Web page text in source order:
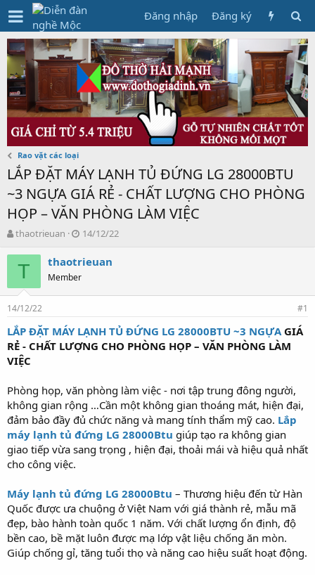
Đăng nhập Đăng ký
Rao vặt các loại
LẮP ĐẶT MÁY LẠNH TỦ ĐỨNG LG 28000BTU
~3 NGỰA GIÁ RẺ - CHẤT LƯỢNG CHO PHÒNG
HỌP – VĂN PHÒNG LÀM VIỆC
T
r
d
s
a
r
t
r
thaotrieuan
N
à
ử
14/12/22
T thaotrieuan
Member
14/12/22 #1
LẮP ĐẶT MÁY LẠNH TỦ ĐỨNG LG 28000BTU ~3 NGỰA GIÁ
RẺ - CHẤT LƯỢNG CHO PHÒNG HỌP – VĂN PHÒNG LÀM
VIỆC
Phòng họp, văn phòng làm việc - nơi tập trung đông người,
không gian rộng …Cần một không gian thoáng mát, hiện đại,
đảm bảo đầy đủ chức năng và mang tính thẩm mỹ cao. Lắp
máy lạnh tủ đứng LG 28000Btu giúp tạo ra không gian
giao tiếp vừa sang trọng , hiện đại, thoải mái và hiệu quả nhất
cho công việc.
Máy lạnh tủ đứng LG 28000Btu – Thương hiệu đến từ Hàn
Quốc được ưa chuộng ở Việt Nam với giá thành rẻ, mẫu mã
đẹp, bào hành toàn quốc 1 năm. Với chất lượng ổn định, độ
bền cao, bề mặt luôn được mạ lớp vật liệu chống ăn mòn.
Giúp chống gỉ, tăng tuổi thọ và năng cao hiệu suất hoạt động.